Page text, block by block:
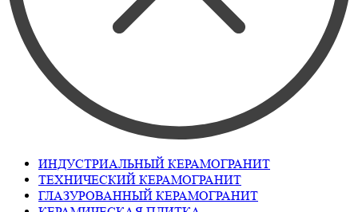
ИНДУСТРИАЛЬНЫЙ КЕРАМОГРАНИТ
ТЕХНИЧЕСКИЙ КЕРАМОГРАНИТ
ГЛАЗУРОВАННЫЙ КЕРАМОГРАНИТ